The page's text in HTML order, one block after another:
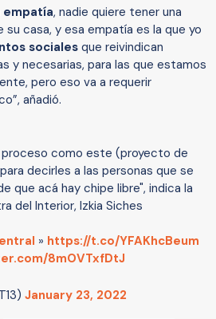
empatía, nadie quiere tener una
casa, y esa empatía es la que yo
sociales que reivindican
y necesarias, para las que estamos
pero eso va a requerir
añadió.
proceso como este (proyecto de
decirles a las personas que se
que acá hay chipe libre", indica la
del Interior, Izkia Siches
» https://t.co/YFAKhcBeum
8mOVTxfDtJ
January 23, 2022